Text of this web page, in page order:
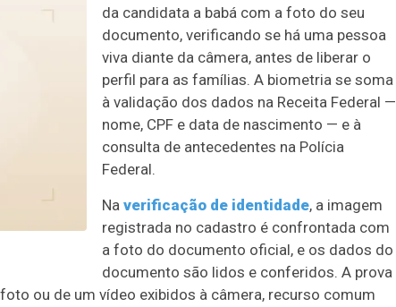
da candidata a babá com a foto do seu
documento, verificando se há uma pessoa
viva diante da câmera, antes de liberar o
perfil para as famílias. A biometria se soma
à validação dos dados na Receita Federal —
nome, CPF e data de nascimento — e à
consulta de antecedentes na Polícia
Federal.
Na verificação de identidade, a imagem
registrada no cadastro é confrontada com
a foto do documento oficial, e os dados do
documento são lidos e conferidos. A prova
ou de um vídeo exibidos à câmera, recurso comum